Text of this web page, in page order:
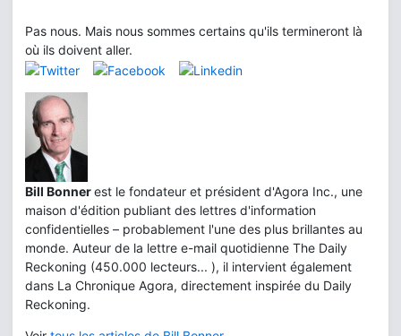
Pas nous. Mais nous sommes certains qu'ils termineront là
où ils doivent aller.
Bill Bonnerest le fondateur et président d'Agora Inc., une
maison d'édition publiant des lettres d'information
confidentielles – probablement l'une des plus brillantes au
monde. Auteur de la lettre e-mail quotidienne The Daily
Reckoning (450.000 lecteurs... ), il intervient également
dans La Chronique Agora, directement inspirée du Daily
Reckoning.